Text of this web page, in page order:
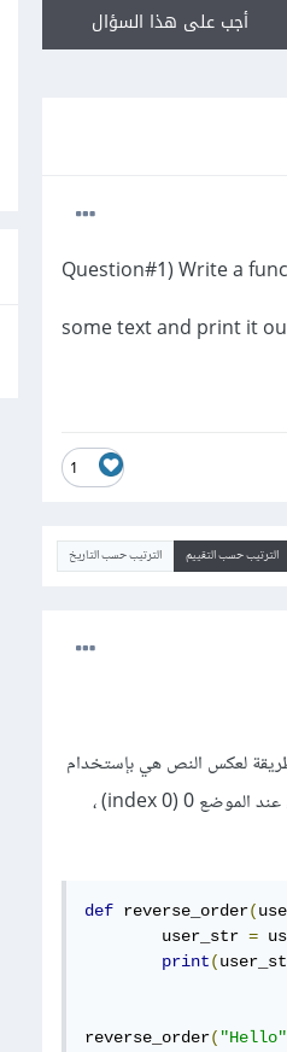
أجب على هذا السؤال
Question#1) Write a
1
الترتيب حسب التقييم الترتيب حسب التاريخ
لعكس النص هي بإستخدام
المعامل [1-::] و تسمى slice statement أي [1-::] وتعني البدء في نهاية النص والانتهاء عند الموضع 0 (index 0) ،
def reverse_order(
	user_str
=
print(
reverse_order( "Hello"